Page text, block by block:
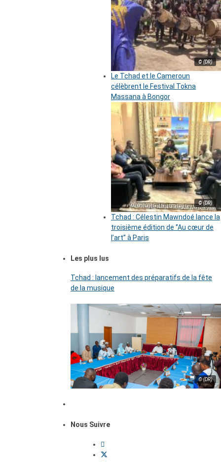
© (DR)
Le Tchad et le Cameroun
célèbrent le Festival Tokna
Massana à Bongor
© (DR)
Tchad : Célestin Mawndoé lance la
troisième édition de ‘’Au cœur de
l’art’’ à Paris
Les plus lus
Tchad : lancement des préparatifs de la fête
de la musique
© (DR)
Nous Suivre